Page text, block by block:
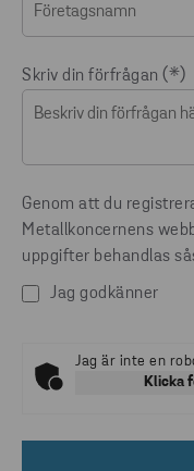
Skriv din förfrågan
Genom att du
Metallkoncernens
uppgifter behandlas
Jag godkänner
Jag är inte en
Klicka